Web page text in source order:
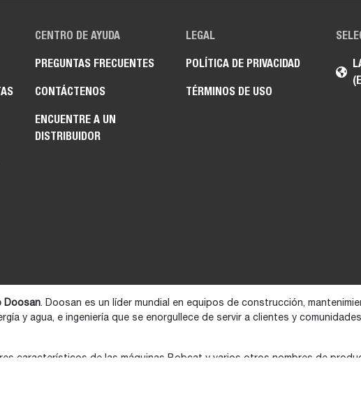
CENTRO DE AYUDA
PREGUNTAS FRECUENTES
CONTÁCTENOS
ENCUENTRE A UN
DISTRIBUIDOR
LEGAL
POLÍTICA DE PRIVACIDAD
TÉRMINOS DE USO
Doosan. Doosan es un líder mundial en equipos de construcción,
y agua, e ingeniería que se enorgullece de servir a clientes y
característicos de las máquinas Bobcat y varios otros nombres de